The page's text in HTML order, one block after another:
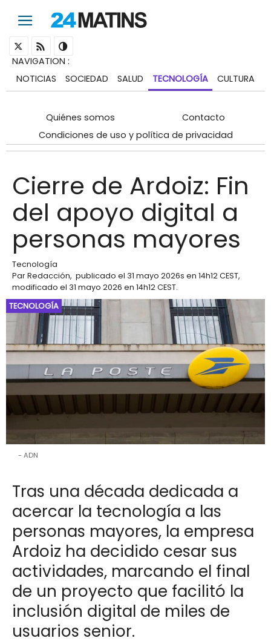
NAVIGATION :
NOTICIAS
SOCIEDAD SALUD TECNOLOGÍA CULTURA
Quiénes somos
Contacto
Condiciones de uso y política de privacidad
Cierre de Ardoiz: Fin
del apoyo digital a
personas mayores
Tecnología
ParRedacción, publicado el 31 mayo 2026s en 14h12 CEST,
modificado el 31 mayo 2026 en 14h12 CEST.
TECNOLOGÍA
ADN
Tras una década dedicada a
acercar la tecnología a las
personas mayores, la empresa
Ardoiz ha decidido cesar sus
actividades, marcando el final
de un proyecto que facilitó la
inclusión digital de miles de
usuarios senior.